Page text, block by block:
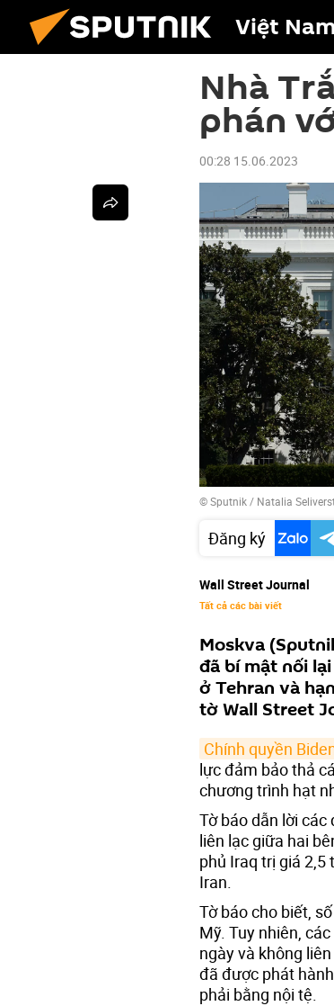
Việt Nam
Nhà
phán
00:28 15.06.2023
© Sputnik / Natalia
Đăng ký
Wall Street Journal
Tất cả các bài viết
Moskva
đã bí mật nối
ở Tehran và
tờ Wall Street
Chính quyền
lực đảm bảo thả
chương trình hạt
Tờ báo dẫn lời
liên lạc giữa hai
phủ Iraq trị giá 2,5
Iran.
Tờ báo cho biết,
Mỹ. Tuy nhiên,
ngày và không
đã được phát
phải bằng nội tệ.